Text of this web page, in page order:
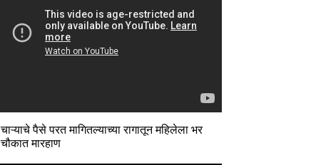
चाऱ्याचे पैसे परत मागितल्याच्या रागातून महिलेला भर
चौकात मारहाण